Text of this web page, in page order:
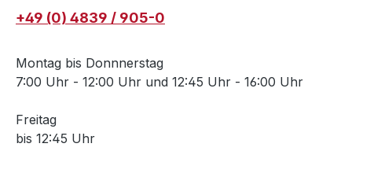
+49 (0) 4839 / 905-0
Montag bis Donnnerstag
7:00 Uhr - 12:00 Uhr und 12:45 Uhr - 16:00 Uhr
Freitag
bis 12:45 Uhr